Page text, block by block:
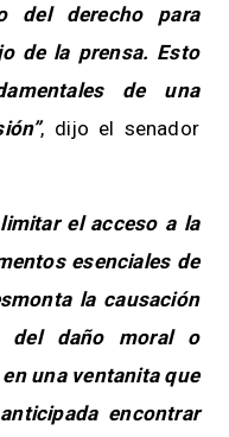
del derecho para
de la prensa. Esto
de una
, dijo el senador
el acceso a la
esenciales de
la causación
del daño moral o
una ventanita que
encontrar